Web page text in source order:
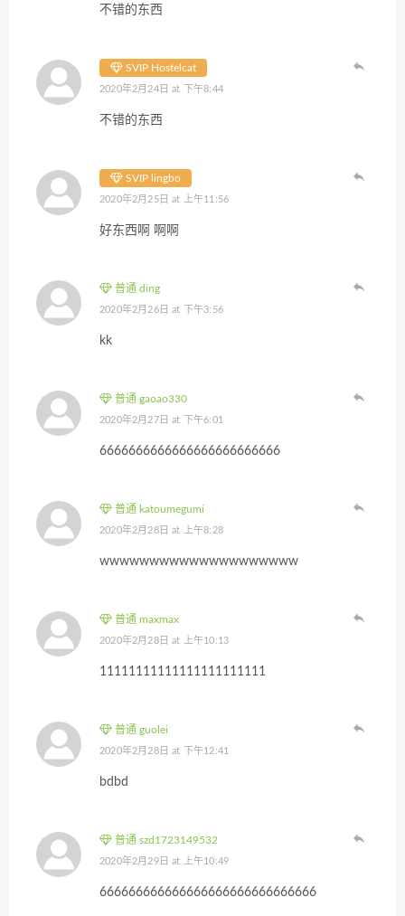
不错的东西
SVIP Hostelcat
2020年2月24日 at 下午8:44
不错的东西
SVIP lingbo
2020年2月25日 at 上午11:56
好东西啊 啊啊
普通 ding
2020年2月26日 at 下午3:56
kk
普通 gaoao330
2020年2月27日 at 下午6:01
6666666666666666666666666
普通 katoumegumi
2020年2月28日 at 上午8:28
wwwwwwwwwwwwwwwwwwww
普通 maxmax
2020年2月28日 at 上午10:13
11111111111111111111111
普通 guolei
2020年2月28日 at 下午12:41
bdbd
普通 szd1723149532
2020年2月29日 at 上午10:49
666666666666666666666666666666